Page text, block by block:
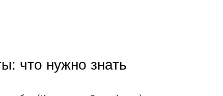
что нужно знать